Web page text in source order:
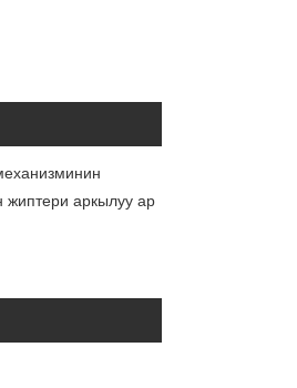
жиптери аркылуу ар